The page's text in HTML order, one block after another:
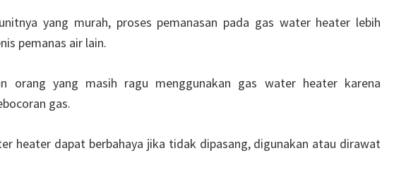
yang murah, proses pemanasan pada gas water heater lebih
pemanas air lain.
orang yang masih ragu menggunakan gas water heater karena
gas.
heater dapat berbahaya jika tidak dipasang, digunakan atau dirawat